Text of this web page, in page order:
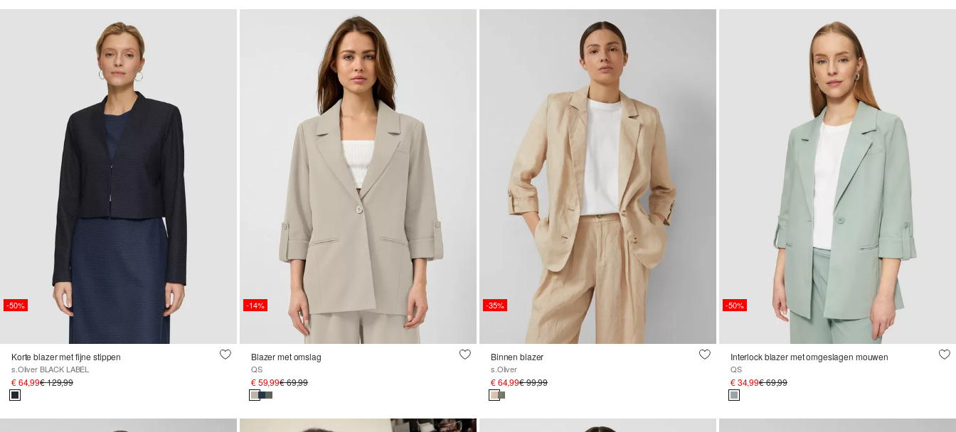
-50%
Korte blazer met fijne stippen
s.Oliver BLACK LABEL
€ 64,99€ 129,99
-14%
Blazer met omslag
QS
€ 59,99€ 69,99
-35%
Binnen blazer
s.Oliver
€ 64,99€ 99,99
-50%
Interlock blazer met omgeslagen mouwen
QS
€ 34,99€ 69,99